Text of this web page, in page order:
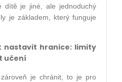
dítě je jiné, ale jednoduchý
je základem, který funguje
nastavit hranice: limity
učení
je chránit, to je pro